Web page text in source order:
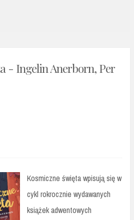
- Ingelin Anerborn, Per
Kosmiczne święta wpisują się w
cykl rokrocznie wydawanych
książek adwentowych